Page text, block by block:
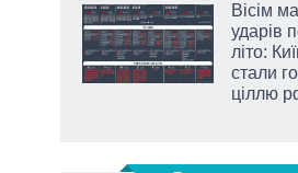
Вісім
ударів
літо:
стали
ціллю